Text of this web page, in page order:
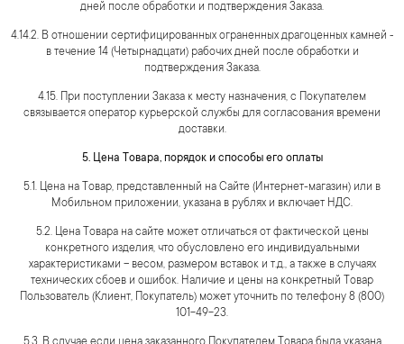
дней после обработки и подтверждения Заказа.
4.14.2. В отношении сертифицированных ограненных драгоценных камней -
в течение 14 (Четырнадцати) рабочих дней после обработки и
подтверждения Заказа.
4.15. При поступлении Заказа к месту назначения, с Покупателем
связывается оператор курьерской службы для согласования времени
доставки.
5. Цена Товара, порядок и способы его оплаты
5.1. Цена на Товар, представленный на Сайте (Интернет-магазин) или в
Мобильном приложении, указана в рублях и включает НДС.
5.2. Цена Товара на сайте может отличаться от фактической цены
конкретного изделия, что обусловлено его индивидуальными
характеристиками – весом, размером вставок и т.д., а также в случаях
технических сбоев и ошибок. Наличие и цены на конкретный Товар
Пользователь (Клиент, Покупатель) может уточнить по телефону 8 (800)
101-49-23.